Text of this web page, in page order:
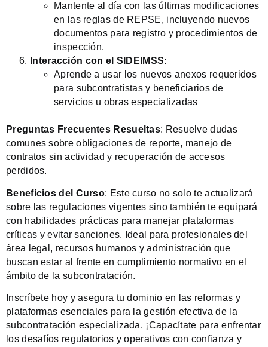
Mantente al día con las últimas modificaciones
en las reglas de REPSE, incluyendo nuevos
documentos para registro y procedimientos de
inspección.
Interacción con el SIDEIMSS:
Aprende a usar los nuevos anexos requeridos
para subcontratistas y beneficiarios de
servicios u obras especializadas
Preguntas Frecuentes Resueltas: Resuelve dudas
comunes sobre obligaciones de reporte, manejo de
contratos sin actividad y recuperación de accesos
perdidos.
Beneficios del Curso: Este curso no solo te actualizará
sobre las regulaciones vigentes sino también te equipará
con habilidades prácticas para manejar plataformas
críticas y evitar sanciones. Ideal para profesionales del
área legal, recursos humanos y administración que
buscan estar al frente en cumplimiento normativo en el
ámbito de la subcontratación.
Inscríbete hoy y asegura tu dominio en las reformas y
plataformas esenciales para la gestión efectiva de la
subcontratación especializada. ¡Capacítate para enfrentar
los desafíos regulatorios y operativos con confianza y